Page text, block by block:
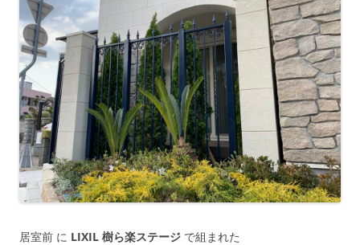
居室前 に LIXIL 樹ら楽ステージ で組まれた